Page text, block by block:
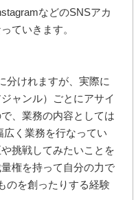
などのSNSアカ
ていきます。
分けれますが、実際に
ャンル）ごとにアサイ
、業務の内容としては
く業務を行なってい
挑戦してみたいことを
権を持って自分の力で
のを創ったりする経験